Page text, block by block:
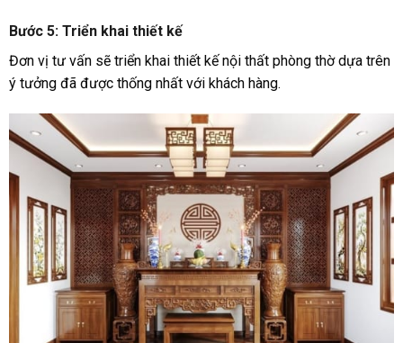
Bước 5: Triển khai thiết kế
Đơn vị tư vấn sẽ triển khai thiết kế nội thất phòng thờ dựa trên
ý tưởng đã được thống nhất với khách hàng.